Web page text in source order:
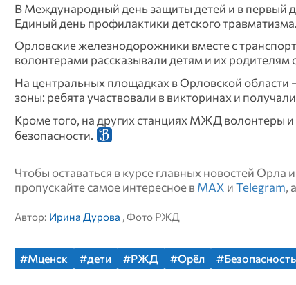
В Международный день защиты детей и в первый
Единый день профилактики детского травматизма.
Орловские железнодорожники вместе с
волонтерами рассказывали детям и их
На центральных площадках в Орловской области
зоны: ребята участвовали в викторинах и
Кроме того, на других станциях МЖД волонтеры
безопасности.
Чтобы оставаться в курсе главных новостей
пропускайте самое интересное в MAX и Telegram,
Автор: Ирина Дурова , Фото РЖД
#Мценск #дети #РЖД #Орёл #Безопасность